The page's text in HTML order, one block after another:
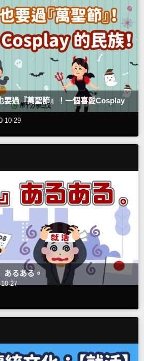
要過『萬聖節』！一個喜愛Cosplay
10-29
あるある。
27